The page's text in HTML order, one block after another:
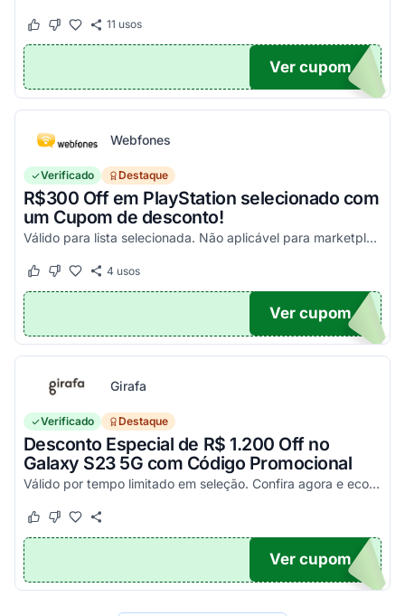
Este cupom funcionou
Este cupom não funcionou
11 usos
OFF
Ver cupom
Webfones
Verificado Destaque
R$300 Off em PlayStation selecionado com
um Cupom de desconto!
Válido para lista selecionada. Não aplicável para marketplace. Aproveite!
Este cupom funcionou
Este cupom não funcionou
4 usos
FF
Ver cupom
Girafa
Verificado Destaque
Desconto Especial de R$ 1.200 Off no
Galaxy S23 5G com Código Promocional
Válido por tempo limitado em seleção. Confira agora e economize aplicando o seu cupom!
Este cupom funcionou
Este cupom não funcionou
200
Ver cupom